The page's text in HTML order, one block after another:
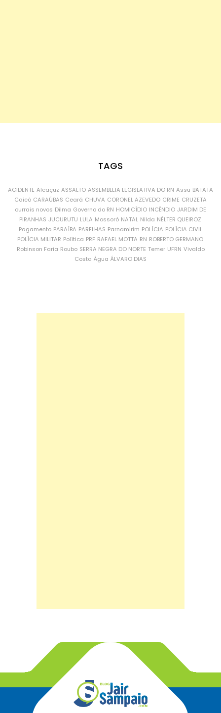
TAGS
ACIDENTE Alcaçuz ASSALTO ASSEMBLEIA LEGISLATIVA DO RN Assu BATATA
Caicó CARAÚBAS Ceará CHUVA CORONEL AZEVEDO CRIME CRUZETA
currais novos Dilma Governo do RN HOMICÍDIO INCÊNDIO JARDIM DE
PIRANHAS JUCURUTU LULA Mossoró NATAL Nilda NÉLTER QUEIROZ
Pagamento PARAÍBA PARELHAS Parnamirim POLÍCIA POLÍCIA CIVIL
POLÍCIA MILITAR Política PRF RAFAEL MOTTA RN ROBERTO GERMANO
Robinson Faria Roubo SERRA NEGRA DO NORTE Temer UFRN Vivaldo
Costa Água ÁLVARO DIAS